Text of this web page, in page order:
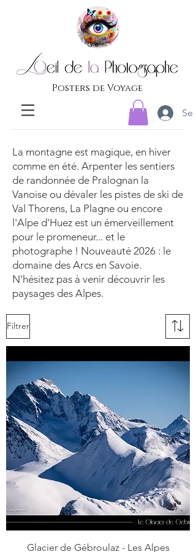
Posters de Voyage
Se
La montagne est magique, en hiver
comme en été. Arpenter les sentiers
de randonnée de Pralognan la
Vanoise ou dévaler les pistes de ski de
Val Thorens, La Plagne ou encore
l'Alpe d'Huez est un émerveillement
pour le promeneur... et le
photographe ! Nouveauté 2026 : le
domaine des Arcs en Savoie.
N'hésitez pas à venir découvrir les
paysages des Alpes.
Filtrer
Glacier de Gébroulaz - Les Alpes